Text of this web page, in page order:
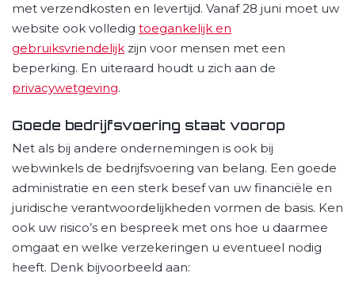
met verzendkosten en levertijd. Vanaf 28 juni moet uw
website ook volledig toegankelijk en
gebruiksvriendelijk zijn voor mensen met een
beperking. En uiteraard houdt u zich aan de
privacywetgeving.
Goede bedrijfsvoering staat voorop
Net als bij andere ondernemingen is ook bij
webwinkels de bedrijfsvoering van belang. Een goede
administratie en een sterk besef van uw financiële en
juridische verantwoordelijkheden vormen de basis. Ken
ook uw risico’s en bespreek met ons hoe u daarmee
omgaat en welke verzekeringen u eventueel nodig
heeft. Denk bijvoorbeeld aan: